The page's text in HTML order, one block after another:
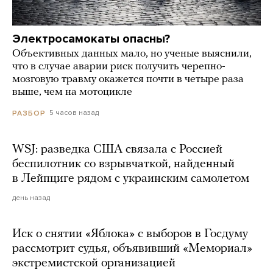
Электросамокаты опасны?
Объективных данных мало, но ученые выяснили,
что в случае аварии риск получить черепно-
мозговую травму окажется почти в четыре раза
выше, чем на мотоцикле
РАЗБОР 5 часов назад
WSJ: разведка США связала с Россией
беспилотник со взрывчаткой, найденный
в Лейпциге рядом с украинским самолетом
день назад
Иск о снятии «Яблока» с выборов в Госдуму
рассмотрит судья, объявивший «Мемориал»
экстремистской организацией